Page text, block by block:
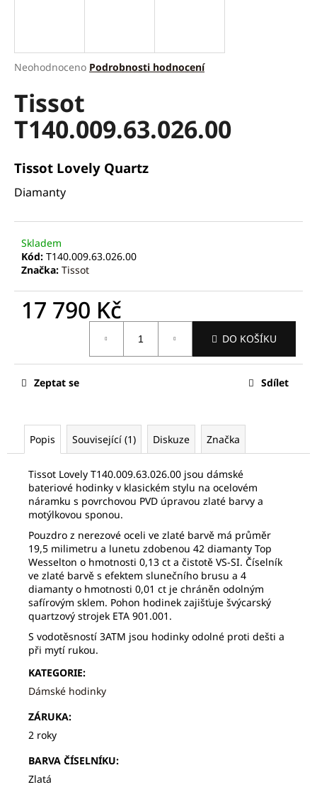
Průměrné
produktu
0,0
hvězdiček.
Neohodnoceno Podrobnosti hodnocení
Tissot
T140.009.63.026.00
Tissot Lovely Quartz
Diamanty
Skladem
Kód: T140.009.63.026.00
Značka: Tissot
17 790 Kč
DO KOŠÍKU
Zeptat se Sdílet
Popis Související (1) Diskuze Značka
Tissot Lovely T140.009.63.026.00 jsou dámské
bateriové hodinky v klasickém stylu na ocelovém
náramku s povrchovou PVD úpravou zlaté barvy a
motýlkovou sponou.
Pouzdro z nerezové oceli ve zlaté barvě má průměr
19,5 milimetru a lunetu zdobenou 42 diamanty Top
Wesselton o hmotnosti 0,13 ct a čistotě VS-SI. Číselník
ve zlaté barvě s efektem slunečního brusu a 4
diamanty o hmotnosti 0,01 ct je chráněn odolným
safírovým sklem. Pohon hodinek zajišťuje švýcarský
quartzový strojek ETA 901.001.
S vodotěsností 3ATM jsou hodinky odolné proti dešti a
při mytí rukou.
KATEGORIE:
Dámské hodinky
ZÁRUKA:
2 roky
BARVA ČÍSELNÍKU:
Zlatá
í
t
?
HLEDAT
D
o
p
o
r
u
e
m
FREDERIQUE
CONSTANT
292MG5B6B
810
Původně:
300